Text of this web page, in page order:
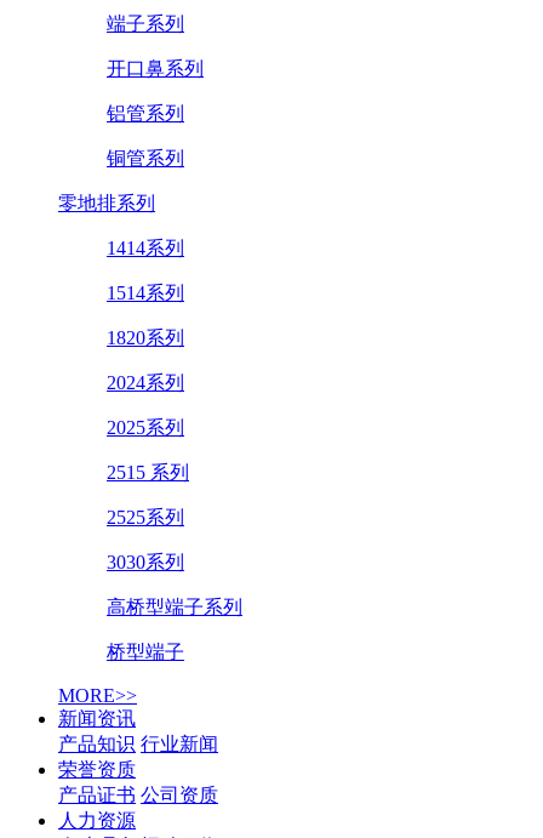
端子系列
开口鼻系列
铝管系列
铜管系列
零地排系列
1414系列
1514系列
1820系列
2024系列
2025系列
2515 系列
2525系列
3030系列
高桥型端子系列
桥型端子
MORE>>
新闻资讯
产品知识 行业新闻
荣誉资质
产品证书 公司资质
人力资源